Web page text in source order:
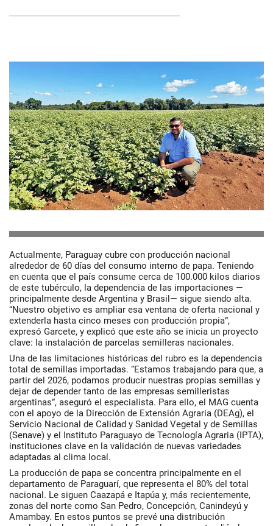
Actualmente, Paraguay cubre con producción nacional
alrededor de 60 días del consumo interno de papa. Teniendo
en cuenta que el país consume cerca de 100.000 kilos diarios
de este tubérculo, la dependencia de las importaciones —
principalmente desde Argentina y Brasil— sigue siendo alta.
“Nuestro objetivo es ampliar esa ventana de oferta nacional y
extenderla hasta cinco meses con producción propia”,
expresó Garcete, y explicó que este año se inicia un proyecto
clave: la instalación de parcelas semilleras nacionales.
Una de las limitaciones históricas del rubro es la dependencia
total de semillas importadas. “Estamos trabajando para que, a
partir del 2026, podamos producir nuestras propias semillas y
dejar de depender tanto de las empresas semilleristas
argentinas”, aseguró el especialista. Para ello, el MAG cuenta
con el apoyo de la Dirección de Extensión Agraria (DEAg), el
Servicio Nacional de Calidad y Sanidad Vegetal y de Semillas
(Senave) y el Instituto Paraguayo de Tecnología Agraria (IPTA),
instituciones clave en la validación de nuevas variedades
adaptadas al clima local.
La producción de papa se concentra principalmente en el
departamento de Paraguarí, que representa el 80% del total
nacional. Le siguen Caazapá e Itapúa y, más recientemente,
zonas del norte como San Pedro, Concepción, Canindeyú y
Amambay. En estos puntos se prevé una distribución